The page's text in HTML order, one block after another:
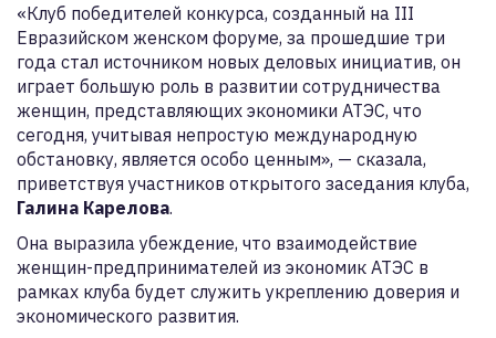
«Клуб победителей конкурса, созданный на III
Евразийском женском форуме, за прошедшие три
года стал источником новых деловых инициатив, он
играет большую роль в развитии сотрудничества
женщин, представляющих экономики АТЭС, что
сегодня, учитывая непростую международную
обстановку, является особо ценным», — сказала,
приветствуя участников открытого заседания клуба,
Галина Карелова.
Она выразила убеждение, что взаимодействие
женщин-предпринимателей из экономик АТЭС в
рамках клуба будет служить укреплению доверия и
экономического развития.